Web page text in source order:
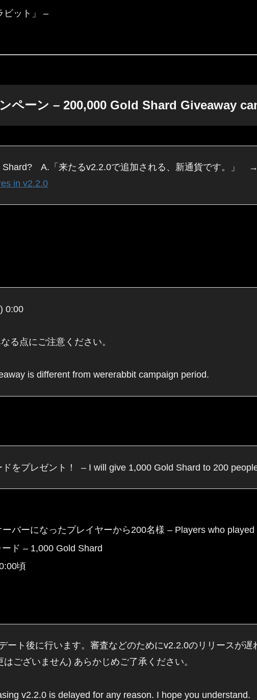
ビット」 –
ペーン – 200,000 Gold Shard Giveaway
Shard? A.「来たるv2.2.0で追加される、新通貨です。」
in v2.2.0
0:00
る点にご注意ください。
is different from wererabbit campaign period.
をプレゼント！ – I will give 1,000 Gold Shard to 200
バーになったプレイヤーから200名様 – Players who
ド – 1,000 Gold Shard
頃
ト後に行います。審査などのためにv2.2.0のリリースが遅
ございません) あらかじめご了承ください。
v2.2.0 is delayed for any reason. I hope you understand.